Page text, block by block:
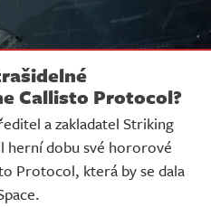
Callisto Protocol?
a zakladatel Striking
herní dobu své hororové
Protocol, která by se dala